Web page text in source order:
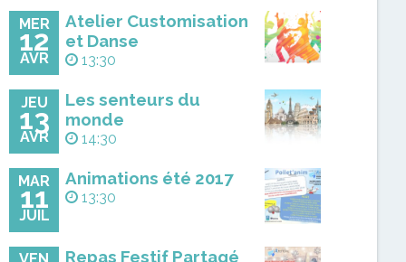
MER
12
AVR
Atelier Customisation
et Danse
13:30
JEU
13
AVR
Les senteurs du
monde
14:30
MAR
11
JUIL
Animations été 2017
13:30
Repas Festif Partagé